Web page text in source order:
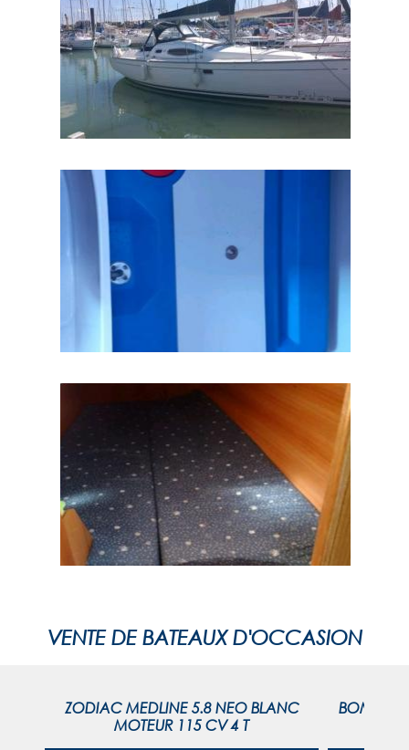
VENTE DE BATEAUX D'OCCASION
ZODIAC MEDLINE 5.8 NEO BLANC
MOTEUR 115 CV 4 T